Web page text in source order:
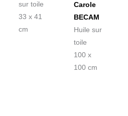
sur toile
33 x 41
cm
Carole
BECAM
Huile sur
toile
100 x
100 cm